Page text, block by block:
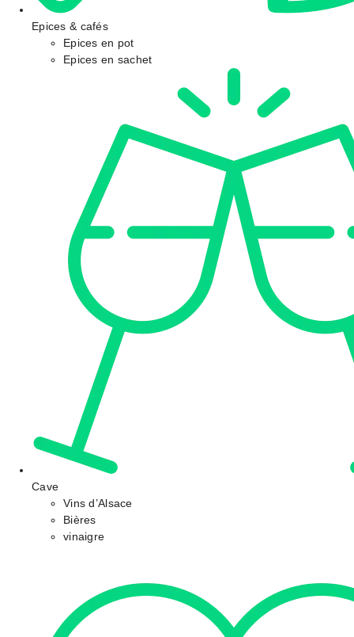
Epices & cafés
Epices en pot
Epices en sachet
Cave
Vins d’Alsace
Bières
vinaigre